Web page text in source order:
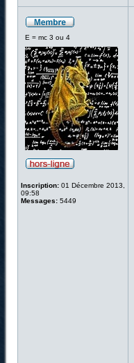
E = mc 3 ou 4
Inscription: 01 Décembre 2013,
09:58
Messages: 5449